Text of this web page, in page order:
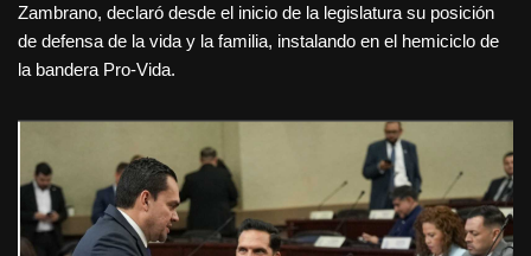
Zambrano, declaró desde el inicio de la legislatura su posición
de defensa de la vida y la familia, instalando en el hemiciclo de
la bandera Pro-Vida.